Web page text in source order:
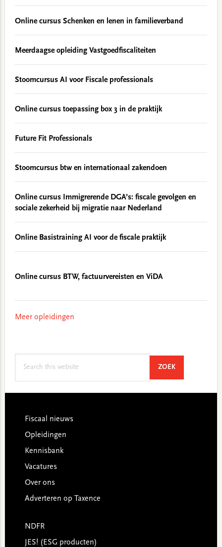
Online cursus Schenken en lenen in familieverband
Meerdaagse opleiding Vastgoedfiscaliteiten
Stoomcursus AI voor Fiscale professionals
Online cursus toepassing box 3 in de praktijk
Future Fit Professionals
Stoomcursus btw en internationaal zakendoen
Online cursus Immigrerende DGA’s: fiscale gevolgen en
sociale zekerheid bij migratie naar Nederland
Online Basistraining AI voor de fiscale praktijk
Online cursus BTW, factuurvereisten en ViDA
Meer opleidingen
ZOEKSEARCH
Footer
Fiscaal nieuws
Opleidingen
Kennisbank
Vacatures
Over ons
Adverteren op Taxence
NDFR
JES! (ESG producten)